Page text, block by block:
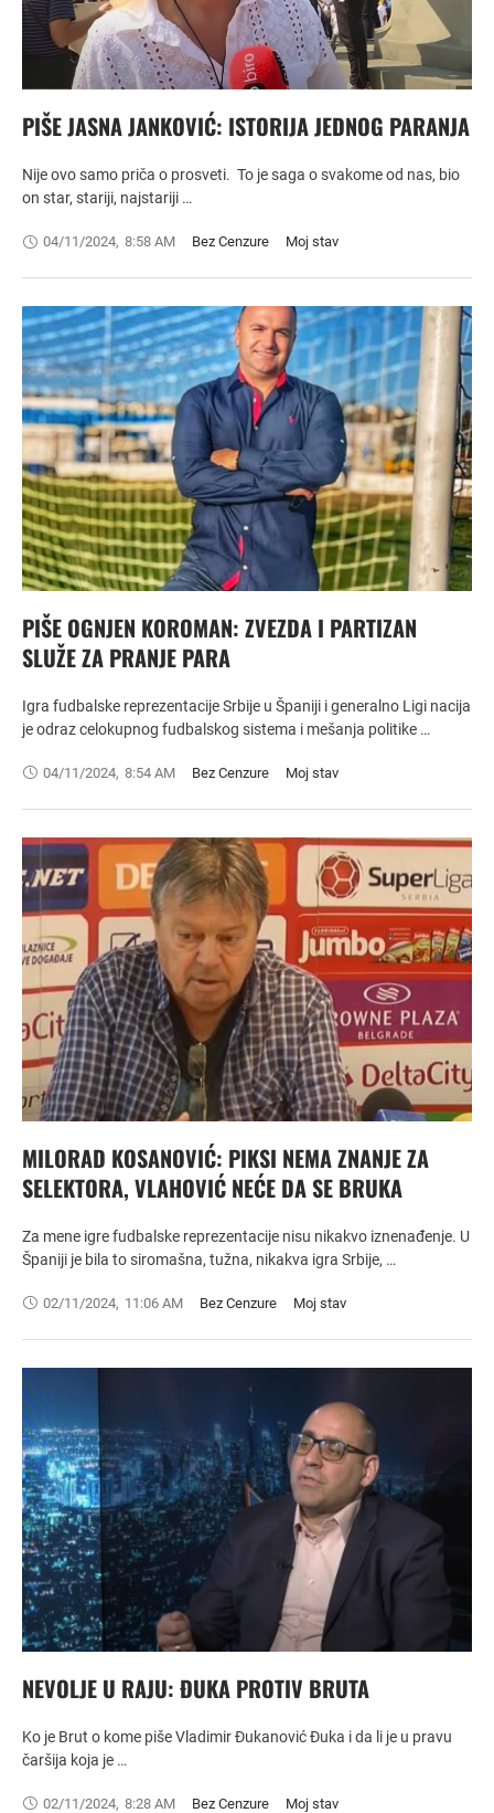
PIŠE JASNA JANKOVIĆ: ISTORIJA JEDNOG PARANJA
Nije ovo samo priča o prosveti. To je saga o svakome od nas, bio
on star, stariji, najstariji …
04/11/2024, 8:58 AM Bez Cenzure Moj stav
PIŠE OGNJEN KOROMAN: ZVEZDA I PARTIZAN
SLUŽE ZA PRANJE PARA
Igra fudbalske reprezentacije Srbije u Španiji i generalno Ligi nacija
je odraz celokupnog fudbalskog sistema i mešanja politike …
04/11/2024, 8:54 AM Bez Cenzure Moj stav
MILORAD KOSANOVIĆ: PIKSI NEMA ZNANJE ZA
SELEKTORA, VLAHOVIĆ NEĆE DA SE BRUKA
Za mene igre fudbalske reprezentacije nisu nikakvo iznenađenje. U
Španiji je bila to siromašna, tužna, nikakva igra Srbije, …
02/11/2024, 11:06 AM Bez Cenzure Moj stav
NEVOLJE U RAJU: ĐUKA PROTIV BRUTA
Ko je Brut o kome piše Vladimir Đukanović Đuka i da li je u pravu
čaršija koja je …
02/11/2024, 8:28 AM Bez Cenzure Moj stav